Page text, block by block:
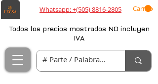
Whatsapp: +(505) 8816-2805 Carrito
Todos los precios mostrados NO incluyen
IVA